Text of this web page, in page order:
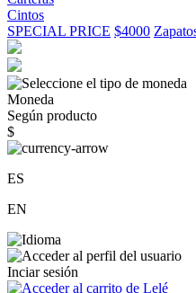
Cintos
SPECIAL PRICE $4000
Moneda
Según producto
$
ES
EN
Inciar sesión